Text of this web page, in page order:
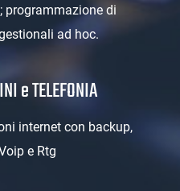
programmazione di
ad hoc.
e TELEFONIA
internet con backup,
e Rtg